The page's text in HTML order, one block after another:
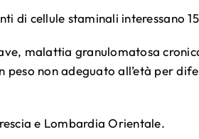
di cellule staminali interessano
malattia granulomatosa
peso non adeguato all’età per
e Lombardia Orientale.